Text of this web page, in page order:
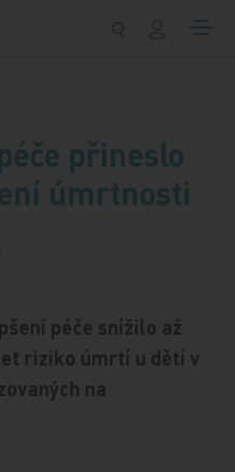
přineslo
úmrtnosti
péče snížilo až
riziko úmrtí u dětí v
na